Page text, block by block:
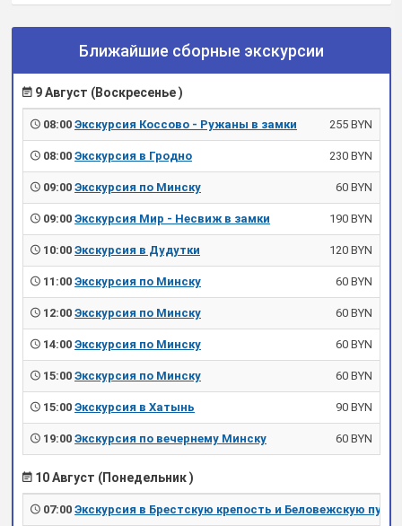
Ближайшие сборные экскурсии
9 Август (Воскресенье )
08:00 Экскурсия Коссово - Ружаны в замки 255 BYN
08:00 Экскурсия в Гродно 230 BYN
09:00 Экскурсия по Минску 60 BYN
09:00 Экскурсия Мир - Несвиж в замки 190 BYN
10:00 Экскурсия в Дудутки 120 BYN
11:00 Экскурсия по Минску 60 BYN
12:00 Экскурсия по Минску 60 BYN
14:00 Экскурсия по Минску 60 BYN
15:00 Экскурсия по Минску 60 BYN
15:00 Экскурсия в Хатынь 90 BYN
19:00 Экскурсия по вечернему Минску 60 BYN
10 Август (Понедельник )
07:00 Экскурсия в Брестскую крепость и Беловежскую пущу